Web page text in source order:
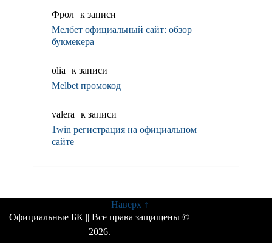
Фрол к записи
Мелбет официальный сайт: обзор
букмекера
olia
к записи
Melbet промокод
valerа
к записи
1win регистрация на официальном
сайте
Официальные БК || Все права защищены ©
2026.
Наверх ↑